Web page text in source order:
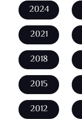
2024
2021
2018
2015
2012